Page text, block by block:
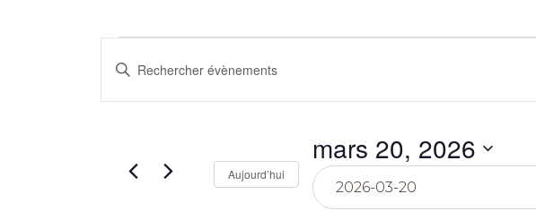
Évènements
for
mars
Recherche
et
navigation
Saisir
mot-
Aujourd’hui
mars 20, 2026
Sélectionnez
date.